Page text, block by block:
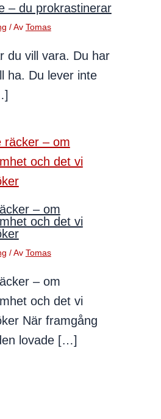
– du prokrastinerar
/ Av Tomas
du vill vara. Du har
ha. Du lever inte
– om
och det vi
/ Av Tomas
– om
och det vi
När framgång
lovade […]